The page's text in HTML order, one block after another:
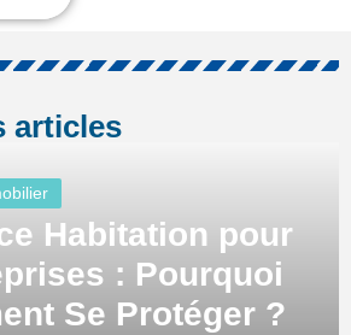
articles
Habitation pour
: Pourquoi
Se Protéger ?